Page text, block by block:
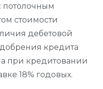
потолочным
стоимости
дебетовой
кредита
при кредитовании
18% годовых.